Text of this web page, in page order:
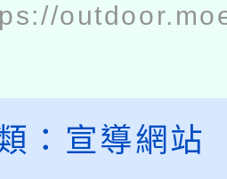
： 宣導網站